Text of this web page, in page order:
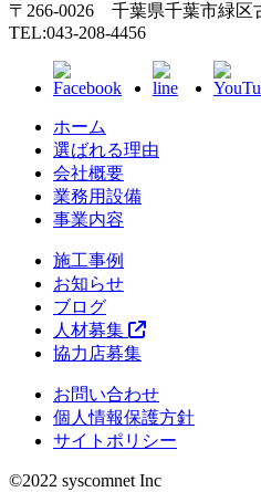
〒266-0026 千葉県千葉市緑区
TEL:043-208-4456
ホーム
選ばれる理由
会社概要
業務用設備
事業内容
施工事例
お知らせ
ブログ
人材募集
協力店募集
お問い合わせ
個人情報保護方針
サイトポリシー
©︎2022 syscomnet Inc